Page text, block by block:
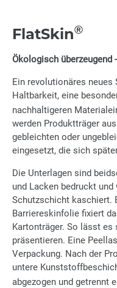
FlatSkin®
Ökologisch überzeugend
Ein revolutionäres neues
Haltbarkeit, eine
nachhaltigeren
werden Produktträger
gebleichten oder
eingesetzt, die sich
Die Unterlagen sind
und Lacken bedruckt
Schutzschicht kaschiert.
Barriereskinfolie fixiert
Kartonträger. So lässt es
präsentieren. Eine
Verpackung. Nach der
untere
abgezogen und getrennt